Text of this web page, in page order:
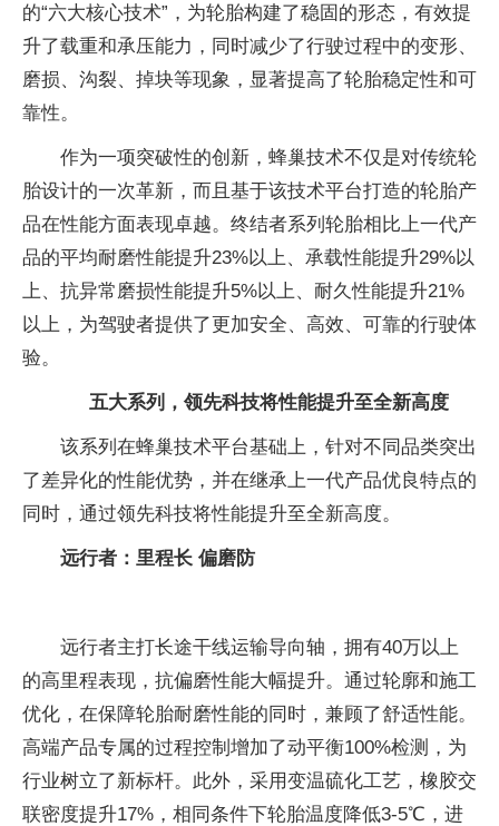
的“六大核心技术”，为轮胎构建了稳固的形态，有效提
升了载重和承压能力，同时减少了行驶过程中的变形、
磨损、沟裂、掉块等现象，显著提高了轮胎稳定性和可
靠性。
作为一项突破性的创新，蜂巢技术不仅是对传统轮
胎设计的一次革新，而且基于该技术平台打造的轮胎产
品在性能方面表现卓越。终结者系列轮胎相比上一代产
品的平均耐磨性能提升23%以上、承载性能提升29%以
上、抗异常磨损性能提升5%以上、耐久性能提升21%
以上，为驾驶者提供了更加安全、高效、可靠的行驶体
验。
五大系列，领先科技将性能提升至全新高度
该系列在蜂巢技术平台基础上，针对不同品类突出
了差异化的性能优势，并在继承上一代产品优良特点的
同时，通过领先科技将性能提升至全新高度。
远行者：里程长 偏磨防
远行者主打长途干线运输导向轴，拥有40万以上
的高里程表现，抗偏磨性能大幅提升。通过轮廓和施工
优化，在保障轮胎耐磨性能的同时，兼顾了舒适性能。
高端产品专属的过程控制增加了动平衡100%检测，为
行业树立了新标杆。此外，采用变温硫化工艺，橡胶交
联密度提升17%，相同条件下轮胎温度降低3-5℃，进